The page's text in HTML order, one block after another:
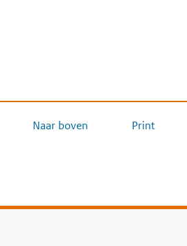
Naar boven Print